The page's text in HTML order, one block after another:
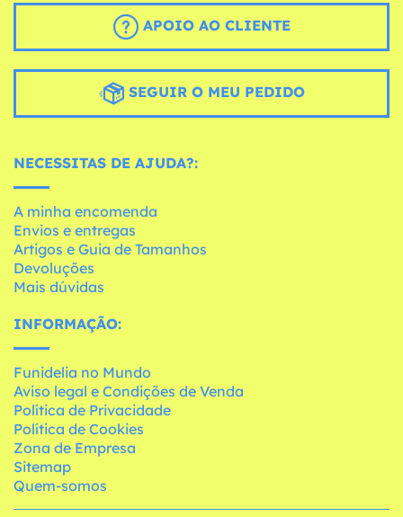
APOIO AO CLIENTE
SEGUIR O MEU PEDIDO
NECESSITAS DE AJUDA?:
A minha encomenda
Envios e entregas
Artigos e Guia de Tamanhos
Devoluções
Mais dúvidas
INFORMAÇÃO:
Funidelia no Mundo
Aviso legal e Condições de Venda
Política de Privacidade
Política de Cookies
Zona de Empresa
Sitemap
Quem-somos